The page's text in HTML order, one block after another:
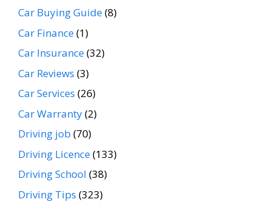
Car Buying Guide(8)
Car Finance(1)
Car Insurance(32)
Car Reviews (3)
Car Services (26)
Car Warranty(2)
Driving job (70)
Driving Licence(133)
Driving School (38)
Driving Tips (323)